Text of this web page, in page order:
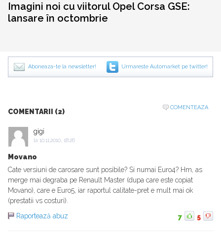
Imagini noi cu viitorul Opel Corsa GSE:
lansare în octombrie
Aboneaza-te la newsletter! Urmareste Automarket pe twitter!
COMENTARII (2)
COMENTEAZA
gigi
la 10.11.2010, 18:26
Movano
Cate versiuni de carosare sunt posibile? Si numai Euro4? Hm, as
merge mai degraba pe Renault Master (dupa care este copiat
Movano), care e Euro5, iar raportul calitate-pret e mult mai ok
(prestatii vs costuri).
Raportează abuz
7 5